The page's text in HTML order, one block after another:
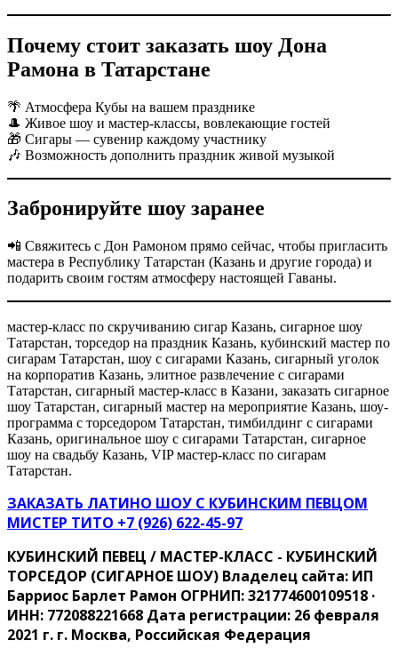
Почему стоит заказать шоу Дона
Рамона в Татарстане
🌴 Атмосфера Кубы на вашем празднике
🎩 Живое шоу и мастер-классы, вовлекающие гостей
🎁 Сигары — сувенир каждому участнику
🎶 Возможность дополнить праздник живой музыкой
Забронируйте шоу заранее
📲 Свяжитесь с Дон Рамоном прямо сейчас, чтобы пригласить
мастера в Республику Татарстан (Казань и другие города) и
подарить своим гостям атмосферу настоящей Гаваны.
мастер-класс по скручиванию сигар Казань, сигарное шоу
Татарстан, торседор на праздник Казань, кубинский мастер по
сигарам Татарстан, шоу с сигарами Казань, сигарный уголок
на корпоратив Казань, элитное развлечение с сигарами
Татарстан, сигарный мастер-класс в Казани, заказать сигарное
шоу Татарстан, сигарный мастер на мероприятие Казань, шоу-
программа с торседором Татарстан, тимбилдинг с сигарами
Казань, оригинальное шоу с сигарами Татарстан, сигарное
шоу на свадьбу Казань, VIP мастер-класс по сигарам
Татарстан.
ЗАКАЗАТЬ ЛАТИНО ШОУ С КУБИНСКИМ ПЕВЦОМ
МИСТЕР ТИТО ‍+7 (926) 622-45-97
КУБИНСКИЙ ПЕВЕЦ / МАСТЕР-КЛАСС - КУБИНСКИЙ
ТОРСЕДОР (СИГАРНОЕ ШОУ) Владелец сайта: ИП
Барриос Барлет Рамон ОГРНИП: 321774600109518 ·
ИНН: 772088221668 Дата регистрации: 26 февраля
2021 г. г. Москва, Российская Федерация